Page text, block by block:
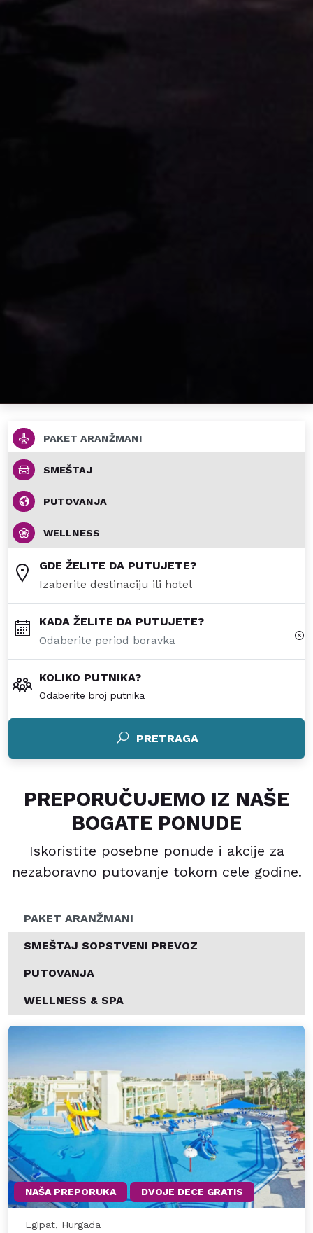
PAKET ARANŽMANI
SMEŠTAJ
PUTOVANJA
WELLNESS
GDE ŽELITE DA PUTUJETE?
KADA ŽELITE DA PUTUJETE?
KOLIKO PUTNIKA?
Odaberite broj putnika
PRETRAGA
PREPORUČUJEMO IZ NAŠE
BOGATE PONUDE
Iskoristite posebne ponude i akcije za
nezaboravno putovanje tokom cele godine.
PAKET ARANŽMANI
SMEŠTAJ SOPSTVENI PREVOZ
PUTOVANJA
WELLNESS & SPA
NAŠA PREPORUKA DVOJE DECE GRATIS
Egipat, Hurgada